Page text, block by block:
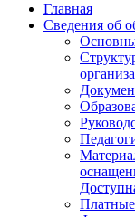
Главная
Сведения об
Платные